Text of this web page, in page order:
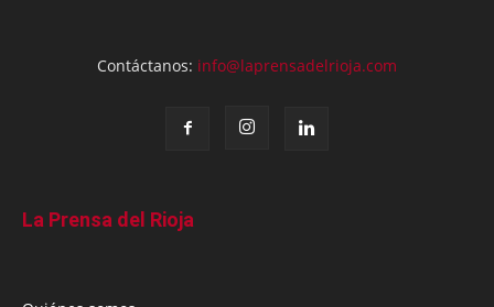
Contáctanos: info@laprensadelrioja.com
La Prensa del Rioja